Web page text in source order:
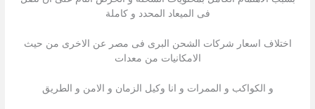
فى المیعاد المحدد و كاملة
اختلاف اسعار شركات الشحن البرى فى مصر عن الاخرى من حیث
الامكانیات من معدات
و الكواكب و الممرات و انا وكيل الزمان و الامن و الطريق